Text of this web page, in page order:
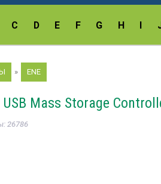
C D E F G H
» ENE
Mass Storage
26786